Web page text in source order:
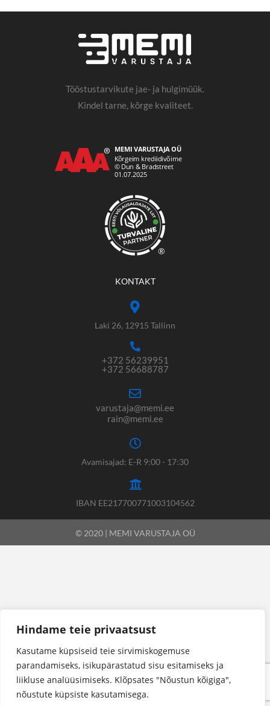
Hindame teie privaatsust
Kasutame küpsiseid teie sirvimiskogemuse
parandamiseks, isikupärastatud sisu esitamiseks ja
liikluse analüüsimiseks. Klõpsates "Nõustun kõigiga",
nõustute küpsiste kasutamisega.
Tööstustarvikute jae- ja hulgimüük.
Kindel tarne, kõrge kvaliteet.
®
KONTAKT
Laki 26, 12915 Tallinn
+372 56239951
+372 56688787
varustaja@memi.ee
rain@memi.ee
Avamisajad: E-R 9:00 - 17:30
IBAN EE217700771003104562
© 2020 | MEMI VARUSTAJA OÜ